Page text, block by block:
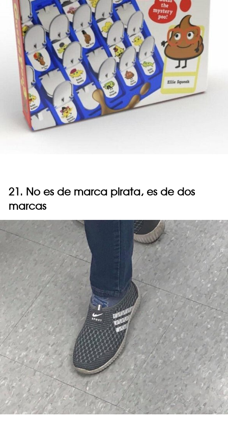
21. No es de marca pirata, es de dos
marcas